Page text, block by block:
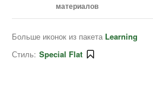
материалов
Больше иконок из пакета Learning
Стиль: Special Flat